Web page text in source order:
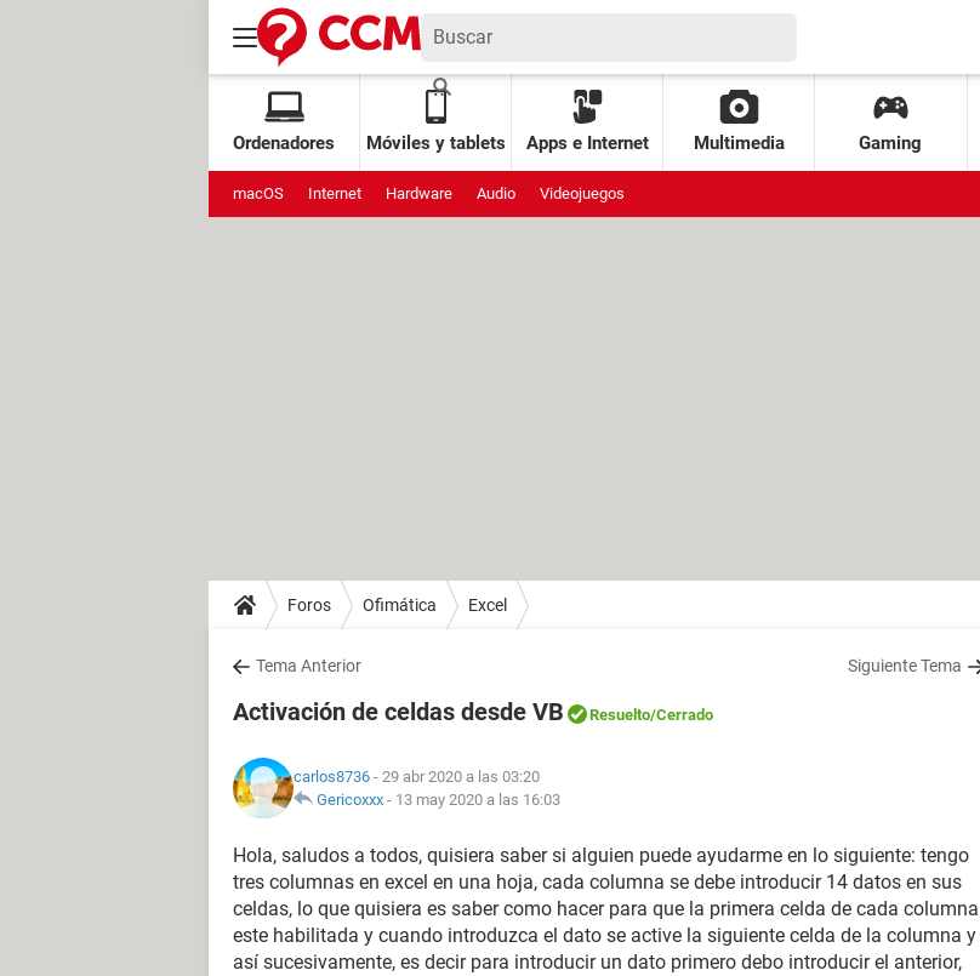
Ordenadores Móviles y tablets Apps e Internet Multimedia Gaming
macOS Internet Hardware Audio Videojuegos
Foros Ofimática Excel
Tema Anterior Siguiente Tema
Activación de celdas desde VB Resuelto/Cerrado
carlos8736 - 29 abr 2020 a las 03:20
Gericoxxx - 13 may 2020 a las 16:03
Hola, saludos a todos, quisiera saber si alguien puede ayudarme en lo siguiente: tengo
tres columnas en excel en una hoja, cada columna se debe introducir 14 datos en sus
celdas, lo que quisiera es saber como hacer para que la primera celda de cada columna
este habilitada y cuando introduzca el dato se active la siguiente celda de la columna y
así sucesivamente, es decir para introducir un dato primero debo introducir el anterior,